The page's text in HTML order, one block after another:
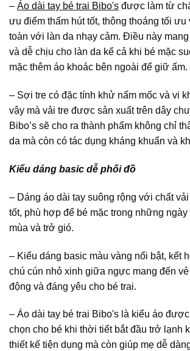
– Áo dài tay bé trai Bibo's được làm từ
ưu điểm thấm hút tốt, thông thoáng tối ưu
toàn với làn da nhạy cảm. Điều này
và dễ chịu cho làn da kể cả khi bé mặc
mặc thêm áo khoác bên ngoài để giữ ấm.
– Sợi tre có đặc tính khử nấm mốc và vi
vậy mà vải tre được sản xuất trên dây
Bibo’s sẽ cho ra thành phẩm không chỉ
da mà còn có tác dụng kháng khuẩn và
Kiểu dáng basic dễ phối đồ
– Dáng áo dài tay suông rộng với chất
tốt, phù hợp để bé mặc trong những
mùa và trở gió.
– Kiểu dáng basic màu vàng nổi bật, kết
chú cún nhỏ xinh giữa ngực mang đến
động và đáng yêu cho bé trai.
– Áo dài tay bé trai Bibo's là kiểu áo
chọn cho bé khi thời tiết bắt đầu trở lạnh
thiết kế tiện dụng mà còn giúp mẹ dễ